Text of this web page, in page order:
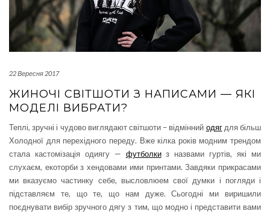
22 Вересня 2017
ЖИНОЧІ СВІТШОТИ З НАПИСАМИ — ЯКІ
МОДЕЛІ ВИБРАТИ?
Теплі, зручні і чудово виглядают світшоти – відмінний одягдля більш
Холодної для перехідного переду. Вже кілка років модним трендом
стала кастомізація одиягу — футболкиз назвами гуртів, які ми
слухаєм, екоторби з хендовами ими принтами. Завдяки прикрасами
ми вказуємо частинку себе, высловлюем свої думки і погляди і
підставляєм те, що те, що нам дуже. Сьогодні ми виришили
поєднувати вибір зручного дягу з тим, що модно і представити вами